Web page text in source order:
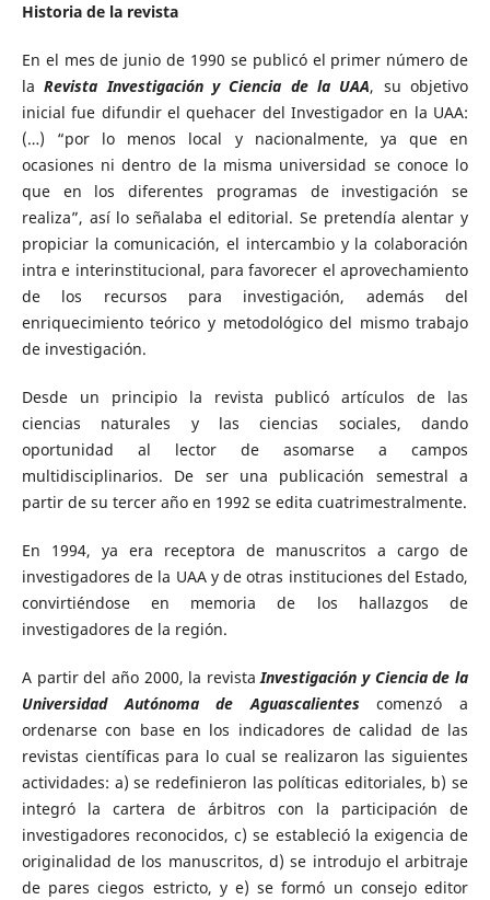
Historia de la revista
En el mes de junio de 1990 se publicó el primer número de
laRevista Investigación y Ciencia de la UAA, su objetivo
inicial fue difundir el quehacer del Investigador en la UAA:
(…) “por lo menos local y nacionalmente, ya que en
ocasiones ni dentro de la misma universidad se conoce lo
que en los diferentes programas de investigación se
realiza”, así lo señalaba el editorial. Se pretendía alentar y
propiciar la comunicación, el intercambio y la colaboración
intra e interinstitucional, para favorecer el aprovechamiento
de los recursos para investigación, además del
enriquecimiento teórico y metodológico del mismo trabajo
de investigación.
Desde un principio la revista publicó artículos de las
ciencias naturales y las ciencias sociales, dando
oportunidad al lector de asomarse a campos
multidisciplinarios. De ser una publicación semestral a
partir de su tercer año en 1992 se edita cuatrimestralmente.
En 1994, ya era receptora de manuscritos a cargo de
investigadores de la UAA y de otras instituciones del Estado,
convirtiéndose en memoria de los hallazgos de
investigadores de la región.
A partir del año 2000, la revistaInvestigación y Ciencia de la
Universidad Autónoma de Aguascalientescomenzó a
ordenarse con base en los indicadores de calidad de las
revistas científicas para lo cual se realizaron las siguientes
actividades: a) se redefinieron las políticas editoriales, b) se
integró la cartera de árbitros con la participación de
investigadores reconocidos, c) se estableció la exigencia de
originalidad de los manuscritos, d) se introdujo el arbitraje
de pares ciegos estricto, y e) se formó un consejo editor